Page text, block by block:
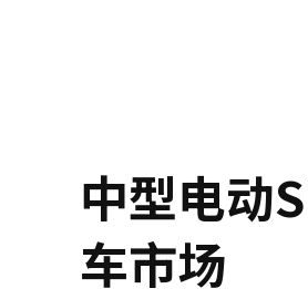
中型电动
车市场